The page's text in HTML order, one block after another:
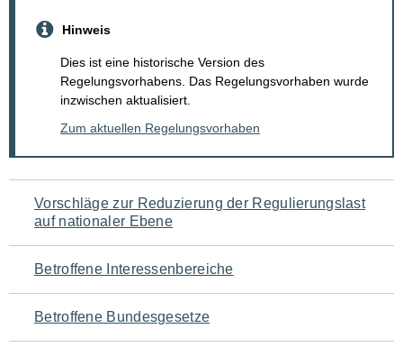
Hinweis
Dies ist eine historische Version des
Regelungsvorhabens. Das Regelungsvorhaben wurde
inzwischen aktualisiert.
Zum aktuellen Regelungsvorhaben
Navigation
für
den
Seiteninhalt
Vorschläge zur Reduzierung der Regulierungslast
auf nationaler Ebene
Betroffene Interessenbereiche
Betroffene Bundesgesetze